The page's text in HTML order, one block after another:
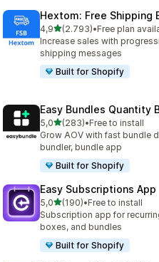
Hextom: Free Shipping
4,95 yıldız üzerinden
(2.793)
toplam 2793 değerlendirme
•Free plan
Increase sales with
shipping messages
Built for Shopify
Easy Bundles Quantity
5,05 yıldız üzerinden
(283)
toplam 283 değerlendirme
•Free to install
Grow AOV with fast bundle
bundler, bundle app
Built for Shopify
Easy Subscriptions App
5,05 yıldız üzerinden
(190)
toplam 190 değerlendirme
•Free to install
Subscription app for
boxes, and bundles
Built for Shopify